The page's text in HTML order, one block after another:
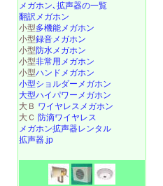
メガホン､拡声器の一覧
翻訳メガホン
小型多機能メガホン
小型録音メガホン
小型防水メガホン
小型非常用メガホン
小型ハンドメガホン
小型ショルダーメガホン
大型ハイパワーメガホン
大Ｂ ワイヤレスメガホン
大Ｃ 防滴ワイヤレス
メガホン拡声器レンタル
拡声器.jp